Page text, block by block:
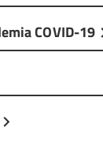
COVID-19